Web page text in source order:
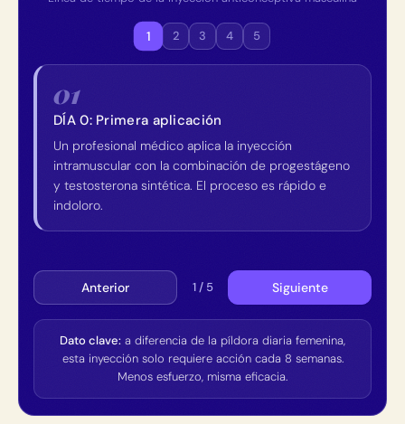
1 2 3 4 5
01
DÍA 0: Primera aplicación
Un profesional médico aplica la inyección
intramuscular con la combinación de progestágeno
y testosterona sintética. El proceso es rápido e
indoloro.
Anterior 1 / 5 Siguiente
Dato clave: a diferencia de la píldora diaria femenina,
esta inyección solo requiere acción cada 8 semanas.
Menos esfuerzo, misma eficacia.